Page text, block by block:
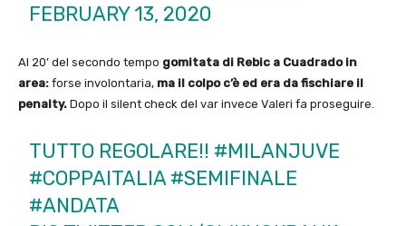
FEBRUARY 13, 2020
Al 20’ del secondo tempo gomitata di Rebic a Cuadrado in
area: forse involontaria, ma il colpo c’è ed era da fischiare il
penalty. Dopo il silent check del var invece Valeri fa proseguire.
TUTTO REGOLARE!! #MILANJUVE
#COPPAITALIA #SEMIFINALE
#ANDATA